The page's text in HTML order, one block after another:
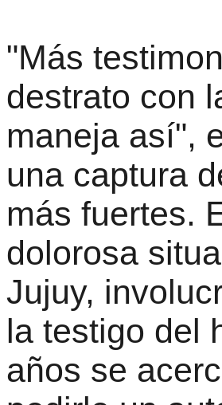
"Más
destrato con
maneja así",
una captura
más fuertes.
dolorosa
Jujuy,
la testigo del
años se